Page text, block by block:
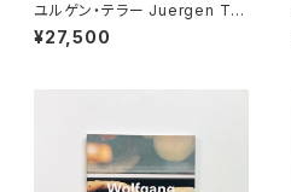
ユルゲン・テラー Juergen Tel
ler | Juergen Teller
¥27,500